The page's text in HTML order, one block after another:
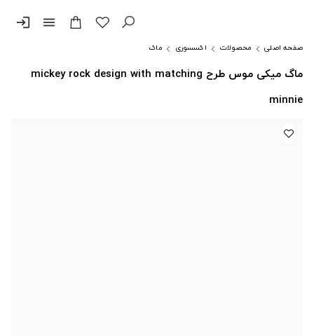
menu
login
صفحه اصلی محصولات اکسسوری ماگ
ماگ میکی موس طرح mickey rock design with matching
minnie